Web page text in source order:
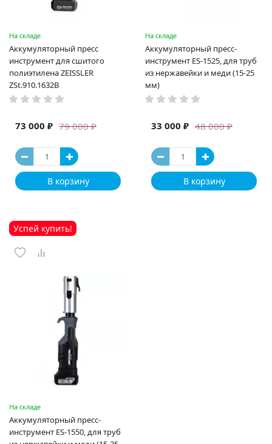
На складе
Аккумуляторный пресс
инструмент для сшитого
полиэтилена ZEISSLER
ZSt.910.1632B
79 000 ₽
73 000 ₽
В корзину
На складе
Аккумуляторный пресс-
инструмент ES-1525, для труб
из нержавейки и меди (15-25
мм)
48 000 ₽
33 000 ₽
В корзину
Успей купить!
На складе
Аккумуляторный пресс-
инструмент ES-1550, для труб